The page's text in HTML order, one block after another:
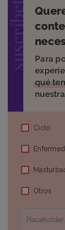
Para
qué
Ciclo
Otros